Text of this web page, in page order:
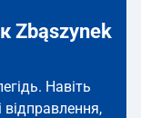
Zbąszynek
Навіть
відправлення,